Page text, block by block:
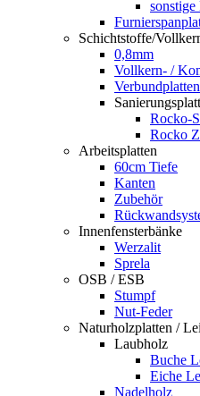
Schichtstoffe/
0,8mm
Vollkern- /
Verbundplatten
Rocko-
Rocko
Arbeitsplatten
60cm Tiefe
Kanten
Zubehör
Innenfensterbänke
Werzalit
Sprela
OSB / ESB
Stumpf
Nut-Feder
Naturholzplatten /
Laubholz
Buche
Eiche
Nadelholz